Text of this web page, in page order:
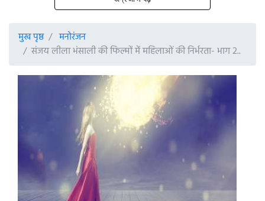
मुख पृष्ठ
मनोरंजन
संजय लीला भंसाली की फिल्मों में महिलाओं की निर्भरता- भाग 2..